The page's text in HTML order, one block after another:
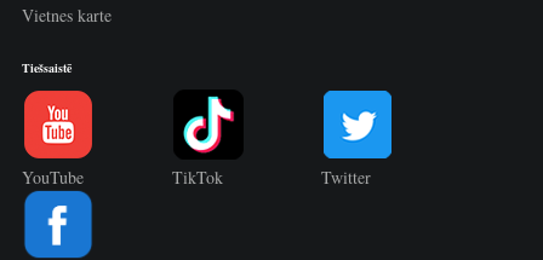
Vietnes karte
Tiešsaistē
YouTube TikTok Twitter